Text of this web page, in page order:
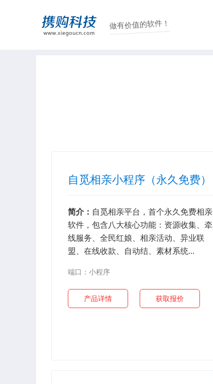
做有价值的软件！
自觅相亲小程序（永久免费）
简介： 自觅相亲平台，首个永久免费相亲
软件，包含八大核心功能：资源收集、牵
线服务、全民红娘、相亲活动、异业联
盟、在线收款、自动结、素材系统...
端口：小程序
产品详情 获取报价